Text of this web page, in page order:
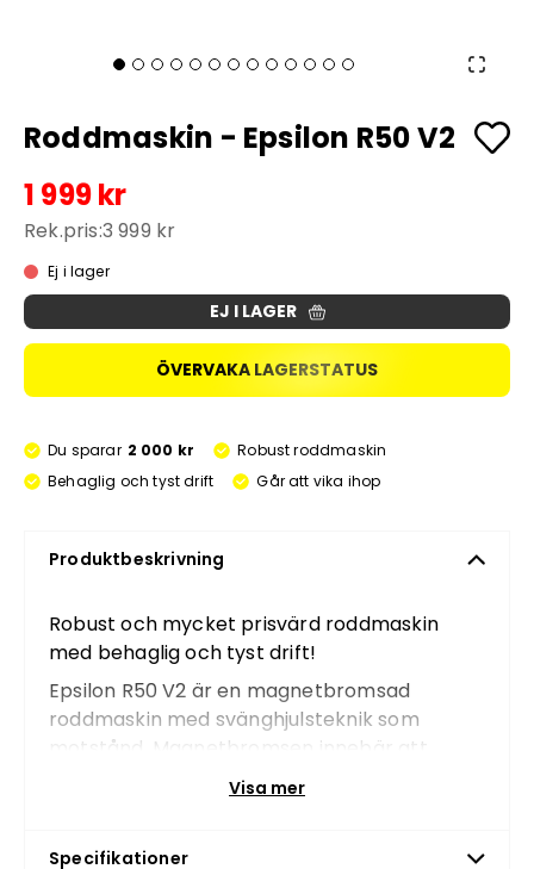
Roddmaskin - Epsilon R50 V2
1 999 kr
Rek.pris:3 999 kr
Ej i lager
EJ I LAGER
ÖVERVAKA LAGERSTATUS
Du sparar 2 000 kr
Robust roddmaskin
Behaglig och tyst drift
Går att vika ihop
Produktbeskrivning
Robust och mycket prisvärd roddmaskin
med behaglig och tyst drift!
Epsilon R50 V2 är en magnetbromsad
roddmaskin med svänghjulsteknik som
motstånd. Magnetbromsen innebär att
motståndet genereras utan friktion, vilket
ger en tyst drift med mycket lite vibrationer
själv in önskat motstånd i olika fasta lägen
Visa mer
Specifikationer